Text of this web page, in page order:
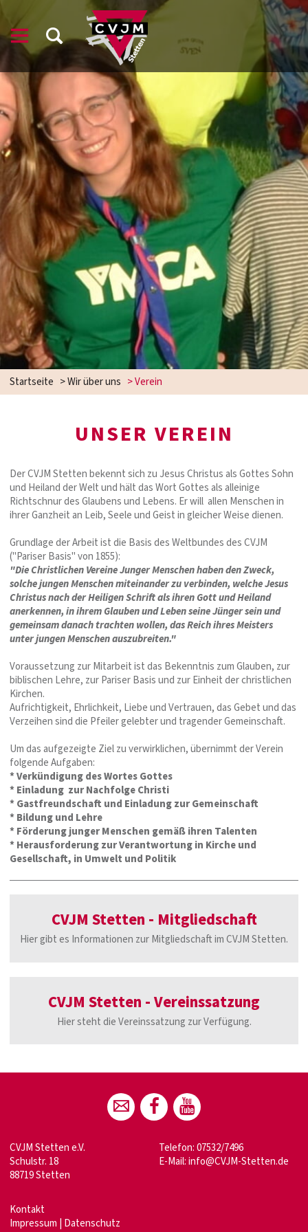
Startseite >Wir über uns >Verein
UNSER VEREIN
Der CVJM Stetten bekennt sich zu Jesus Christus als Gottes Sohn
und Heiland der Welt und hält das Wort Gottes als alleinige
Richtschnur des Glaubens und Lebens. Er will allen Menschen in
ihrer Ganzheit an Leib, Seele und Geist in gleicher Weise dienen.
Grundlage der Arbeit ist die Basis des Weltbundes des CVJM
("Pariser Basis" von 1855):
"Die Christlichen Vereine Junger Menschen haben den Zweck,
solche jungen Menschen miteinander zu verbinden, welche Jesus
Christus nach der Heiligen Schrift als ihren Gott und Heiland
anerkennen, in ihrem Glauben und Leben seine Jünger sein und
gemeinsam danach trachten wollen, das Reich ihres Meisters
unter jungen Menschen auszubreiten."
Voraussetzung zur Mitarbeit ist das Bekenntnis zum Glauben, zur
biblischen Lehre, zur Pariser Basis und zur Einheit der christlichen
Kirchen.
Aufrichtigkeit, Ehrlichkeit, Liebe und Vertrauen, das Gebet und das
Verzeihen sind die Pfeiler gelebter und tragender Gemeinschaft.
Um das aufgezeigte Ziel zu verwirklichen, übernimmt der Verein
folgende Aufgaben:
* Verkündigung des Wortes Gottes
* Einladung zur Nachfolge Christi
* Gastfreundschaft und Einladung zur Gemeinschaft
* Bildung und Lehre
* Förderung junger Menschen gemäß ihren Talenten
* Herausforderung zur Verantwortung in Kirche und
Gesellschaft, in Umwelt und Politik
CVJM Stetten - Mitgliedschaft
Hier gibt es Informationen zur Mitgliedschaft im CVJM Stetten.
CVJM Stetten - Vereinssatzung
Hier steht die Vereinssatzung zur Verfügung.
CVJM Stetten e.V.
Schulstr. 18
88719 Stetten
Telefon: 07532/7496
E-Mail:info@CVJM-Stetten.de
Kontakt
Impressum Datenschutz